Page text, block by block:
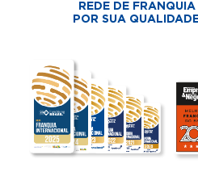
REDE DE
POR SUA